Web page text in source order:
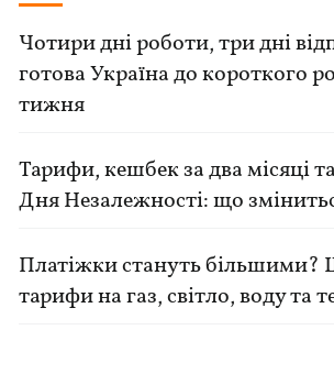
Чотири дні роботи, три дні
готова Україна до короткого
тижня
Тарифи, кешбек за два місяці
Дня Незалежності: що
Платіжки стануть більшими?
тарифи на газ, світло, воду та